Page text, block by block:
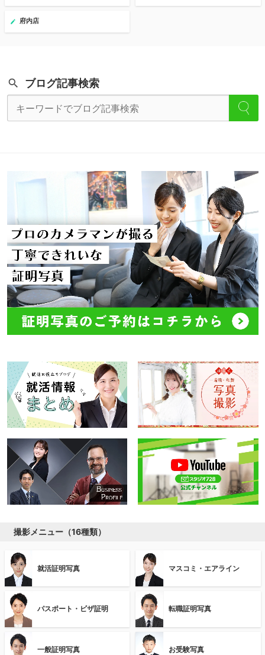
府内店
ブログ記事検索
撮影メニュー（16種類）
就活証明写真 マスコミ・エアライン
パスポート・ビザ証明 転職証明写真
一般証明写真 お受験写真